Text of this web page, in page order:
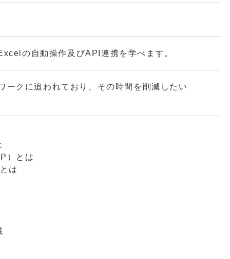
の自動操作及びAPI連携を学べます。
ークに追われており、その時間を削減したい
）とは
は